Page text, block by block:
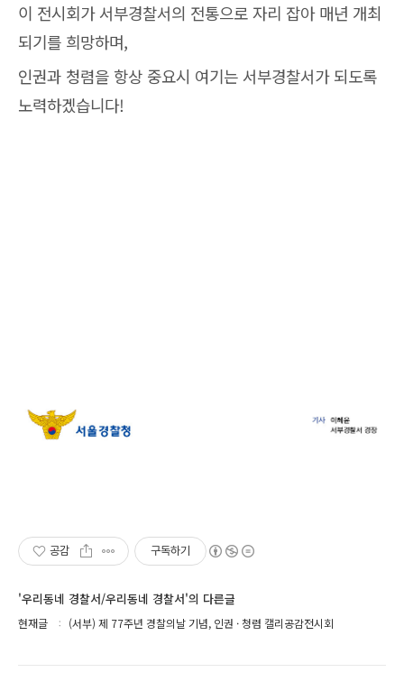
이 전시회가 서부경찰서의 전통으로 자리 잡아 매년 개최
되기를 희망하며,
인권과 청렴을 항상 중요시 여기는 서부경찰서가 되도록
노력하겠습니다!
공감 구독하기
'우리동네 경찰서/우리동네 경찰서'의 다른글
현재글 (서부) 제 77주년 경찰의날 기념, 인권 · 청렴 캘리공감전시회